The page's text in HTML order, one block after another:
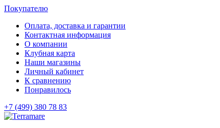
Покупателю
Оплата, доставка и гарантии
Контактная информация
О компании
Клубная карта
Наши магазины
Личный кабинет
К сравнению
Понравилось
+7 (499) 380 78 83